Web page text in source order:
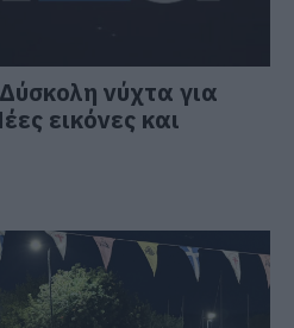
νύχτα για
εικόνες και